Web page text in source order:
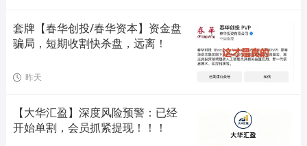
套牌【春华创投/春华资本】资金盘
骗局，短期收割快杀盘，远离！
昨天
【大华汇盈】深度风险预警：已经
开始单割，会员抓紧提现！！！